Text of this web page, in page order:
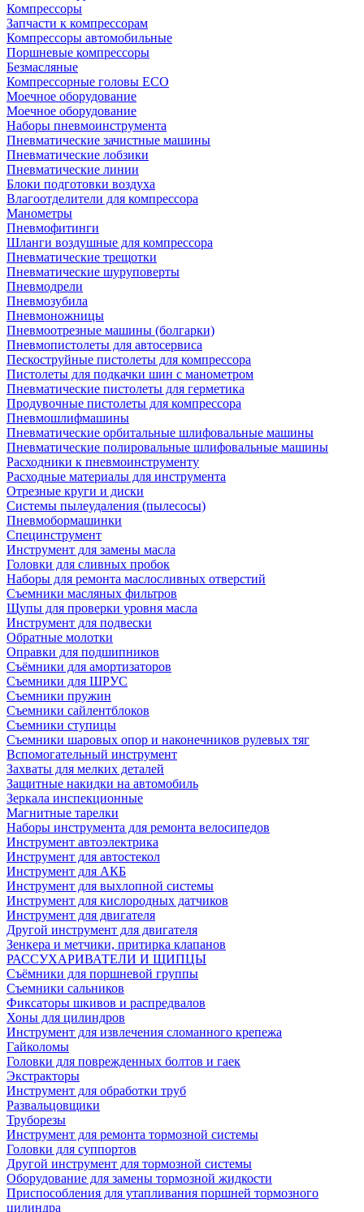
Компрессоры
Запчасти к компрессорам
Компрессоры автомобильные
Поршневые компрессоры
Безмасляные
Компрессорные головы ECO
Моечное оборудование
Моечное оборудование
Наборы пневмоинструмента
Пневматические зачистные машины
Пневматические лобзики
Пневматические линии
Блоки подготовки воздуха
Влагоотделители для компрессора
Манометры
Пневмофитинги
Шланги воздушные для компрессора
Пневматические трещотки
Пневматические шуруповерты
Пневмодрели
Пневмозубила
Пневмоножницы
Пневмоотрезные машины (болгарки)
Пневмопистолеты для автосервиса
Пескоструйные пистолеты для компрессора
Пистолеты для подкачки шин с манометром
Пневматические пистолеты для герметика
Продувочные пистолеты для компрессора
Пневмошлифмашины
Пневматические орбитальные шлифовальные машины
Пневматические полировальные шлифовальные машины
Расходники к пневмоинструменту
Расходные материалы для инструмента
Отрезные круги и диски
Системы пылеудаления (пылесосы)
Пневмобормашинки
Специнструмент
Инструмент для замены масла
Головки для сливных пробок
Наборы для ремонта маслосливных отверстий
Съемники масляных фильтров
Щупы для проверки уровня масла
Инструмент для подвески
Обратные молотки
Оправки для подшипников
Съёмники для амортизаторов
Съемники для ШРУС
Съемники пружин
Съемники сайлентблоков
Съемники ступицы
Съемники шаровых опор и наконечников рулевых тяг
Вспомогательный инструмент
Захваты для мелких деталей
Защитные накидки на автомобиль
Зеркала инспекционные
Магнитные тарелки
Наборы инструмента для ремонта велосипедов
Инструмент автоэлектрика
Инструмент для автостекол
Инструмент для АКБ
Инструмент для выхлопной системы
Инструмент для кислородных датчиков
Инструмент для двигателя
Другой инструмент для двигателя
Зенкера и метчики, притирка клапанов
РАССУХАРИВАТЕЛИ И ЩИПЦЫ
Съёмники для поршневой группы
Съемники сальников
Фиксаторы шкивов и распредвалов
Хоны для цилиндров
Инструмент для извлечения сломанного крепежа
Гайколомы
Головки для поврежденных болтов и гаек
Экстракторы
Инструмент для обработки труб
Развальцовщики
Труборезы
Инструмент для ремонта тормозной системы
Головки для суппортов
Другой инструмент для тормозной системы
Оборудование для замены тормозной жидкости
Приспособления для утапливания поршней тормозного
цилиндра